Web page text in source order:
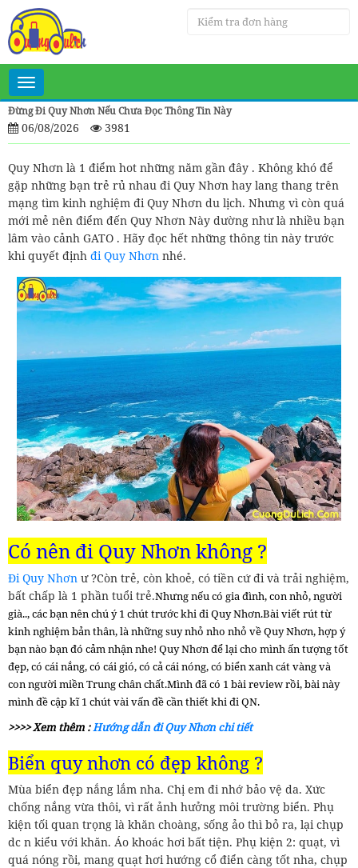
Toggle
navigation
Đừng Đi Quy Nhơn Nếu Chưa Đọc Thông Tin Này
06/08/2026 3981
Quy Nhơn là 1 điểm hot những năm gần đây . Không khó để
gặp những bạn trẻ rủ nhau đi Quy Nhơn hay lang thang trên
mạng tìm kinh nghiệm đi Quy Nhơn du lịch. Nhưng vì còn quá
mới mẻ nên điểm đến Quy Nhơn Này dường như là nhiều bạn
lâm vào cảnh GATO . Hãy đọc hết những thông tin này trước
khi quyết định đi Quy Nhơn nhé.
Có nên đi Quy Nhơn không ?
Đi Quy Nhơn ư ?Còn trẻ, còn khoẻ, có tiền cứ đi và trải nghiệm,
bất chấp là 1 phần tuổi trẻ.Nhưng nếu có gia đình, con nhỏ, người
già.., các bạn nên chú ý 1 chút trước khi đi Quy Nhơn.Bài viết rút từ
kinh nghiệm bản thân, là những suy nhỏ nho nhỏ về Quy Nhơn, hợp ý
bạn nào bạn đó cảm nhận nhe! Quy Nhơn để lại cho mình ấn tượng tốt
đẹp, có cái nắng, có cái gió, có cả cái nóng, có biển xanh cát vàng và
con người miền Trung chân chất.Mình đã có 1 bài review rồi, bài này
mình đề cập kĩ 1 chút vài vấn đề cần thiết khi đi QN.
>>>> Xem thêm :Hướng dẫn đi Quy Nhơn chi tiết
Biển quy nhơn có đẹp không ?
Mùa biển đẹp nắng lắm nha. Chị em đi nhớ bảo vệ da. Xức
chống nắng vừa thôi, vì rất ảnh hưởng môi trường biển. Phụ
kiện tối quan trọng là khăn choàng, sống ảo thì bỏ ra, lại chụp
dc n kiểu với khăn. Áo khoác hơi bất tiện. Phụ kiện 2: quạt, vì
quá nóng rồi, mang quạt hơi hướng cổ điển càng tốt nha, chụp